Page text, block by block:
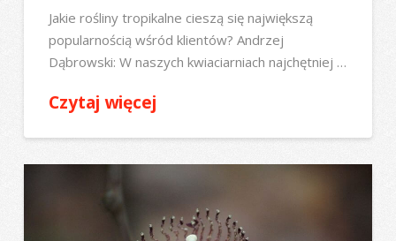
Jakie rośliny tropikalne cieszą się największą
popularnością wśród klientów? Andrzej
Dąbrowski: W naszych kwiaciarniach najchętniej …
Czytaj więcej